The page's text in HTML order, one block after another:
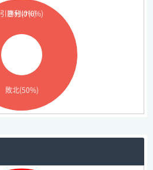
勝利(0%)
敗北(50%)
引き分け(0%)